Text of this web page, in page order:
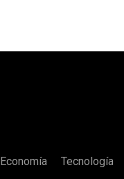
Economía Tecnología